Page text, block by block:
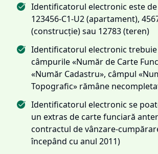
Identificatorul electronic este
123456-C1-U2 (apartament),
(construcție) sau 12783 (teren)
Identificatorul electronic
câmpurile «Număr de Carte
«Număr Cadastru», câmpul
Topografic» rămâne
Identificatorul electronic se
un extras de carte funciară
contractul de vânzare-
începând cu anul 2011)